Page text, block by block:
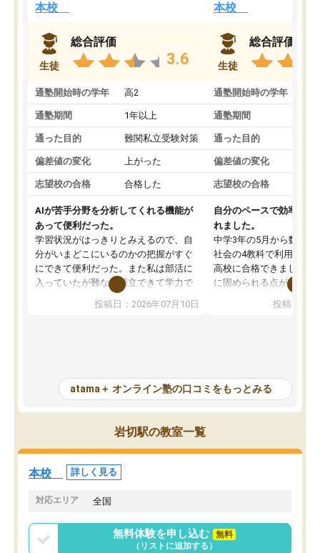
本校
生徒
総合評価
3.6
通塾開始時の学年 高2
通塾期間 1年以上
通った目的 難関私立受験対策
偏差値の変化 上がった
志望校の合格 合格した
AIが苦手分野を分析してくれる機能が
あって便利だった。
学習状況がはっきりとみえるので、自
分がいまどこにいるのかの把握がすぐ
にできて便利だった。また私は部活に
入っていたが難なく両立できて学力で
も部活でも結果を残すことができてよ
かった。また問題演習の際に、自分が
が、自分で自分の管理ができない人に
とっては難しい部分もあるのではない
かと思った。
投稿日：2026年07月10日
本校
生徒
総合評価
通塾開始時の学年
通塾期間
通った目的
偏差値の変化
志望校の合格
自分のペースで効率よく
れました。
中学3年の5月から数学・
社会の4教科で利用し、
高校に合格できました。
に固められる点が魅力で
項目のおかげで、手軽
元数が可視化されるので
しながら意欲的に取り組
常に効果を実感している
すめできる塾です。
投稿日：
atama＋ オンライン塾の口コミをもっとみる
岩切駅の教室一覧
本校 詳しく見る
対応エリア 全国
無料体験を申し込む
無料
（リストに追加する）